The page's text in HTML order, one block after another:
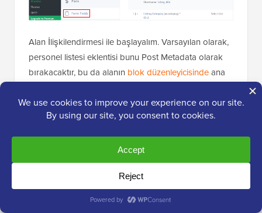
Alan İlişkilendirmesi ile başlayalım. Varsayılan olarak,
personel listesi eklentisi bunu Post Metadata olarak
bırakacaktır, bu da alanın blok düzenleyicisindeana
görüneceği anlamına gelir. Bu seçeneği olduğu gibi
bırakacağız.
Toplamak istediğiniz bilgilere bağlı olarak alan türünü
metinden radyo düğmelerine, sosyal medya
bağlantılarına, onay kutularına ve daha fazlasına
değiştirebilirsiniz.